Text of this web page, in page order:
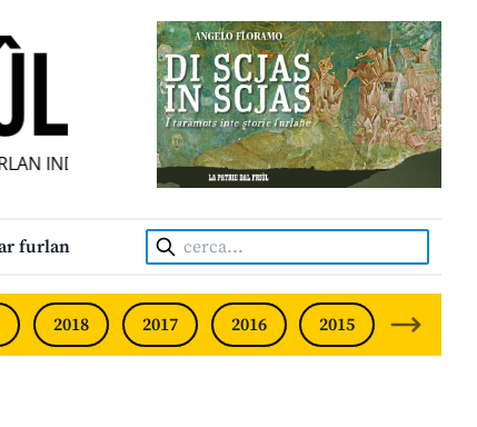
INDIPENDENT • INDEPENDENT FRIULIAN MONTHLY •
furlan Cerca:
2018 2017 2016 2015 2014